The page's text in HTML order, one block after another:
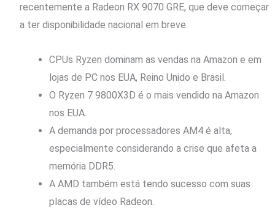
recentemente a Radeon RX 9070 GRE, que deve começar
a ter disponibilidade nacional em breve.
CPUs Ryzen dominam as vendas na Amazon e em
lojas de PC nos EUA, Reino Unido e Brasil.
O Ryzen 7 9800X3D é o mais vendido na Amazon
nos EUA.
A demanda por processadores AM4 é alta,
especialmente considerando a crise que afeta a
memória DDR5.
A AMD também está tendo sucesso com suas
placas de vídeo Radeon.